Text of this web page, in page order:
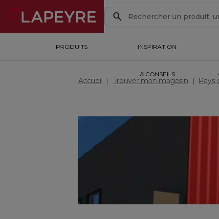
PRODUITS
INSPIRATION & CONSEILS INSPIRATION
& CONSEILS
OUTILS DE CONCEPTION
Accueil Trouver mon magasin Pays